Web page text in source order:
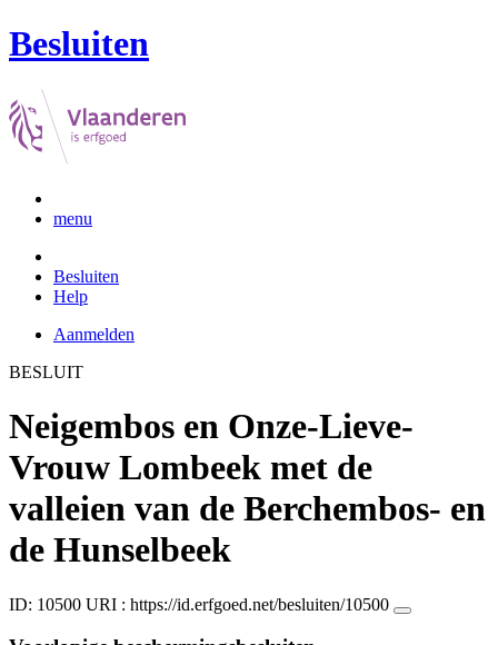
Besluiten
menu
Besluiten
Help
Aanmelden
BESLUIT
Neigembos en Onze-Lieve-
Vrouw Lombeek met de
valleien van de Berchembos- en
de Hunselbeek
ID: 10500 URI : https://id.erfgoed.net/besluiten/10500